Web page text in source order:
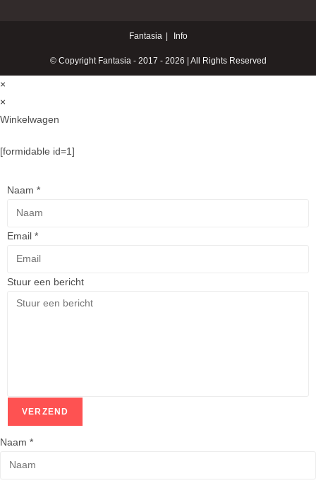
Fantasia Info
© Copyright Fantasia - 2017 - 2026 | All Rights Reserved
×
×
Winkelwagen
[formidable id=1]
Naam *
Email *
Stuur een bericht
VERZEND
Naam *